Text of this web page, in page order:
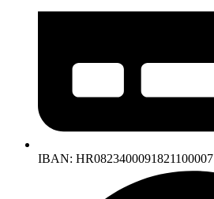
IBAN: HR0823400091821100007